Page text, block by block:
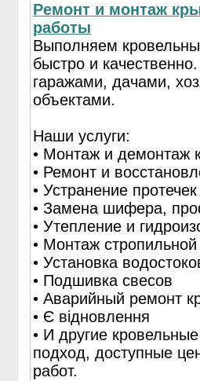
Ремонт и монтаж
работы
Выполняем
быстро и
гаражами, дачами,
объектами.
Наши услуги:
• Монтаж и демонтаж
• Ремонт и
• Устранение протечек
• Замена шифера,
• Утепление и
• Монтаж
• Установка
• Подшивка свесов
• Аварийный ремонт
• Є відновлення
• И другие
подход, доступные
работ.